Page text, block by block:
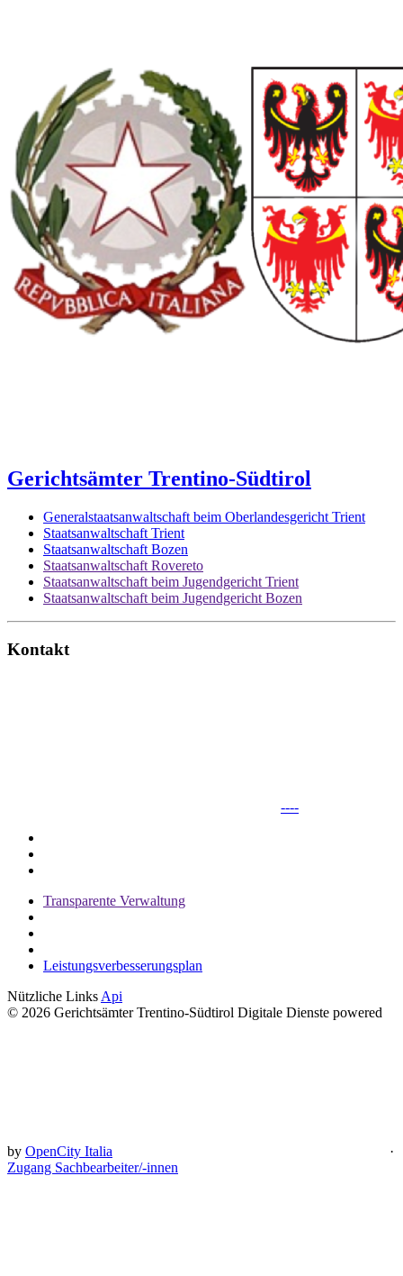
Gerichtsämter Trentino-Südtirol
Generalstaatsanwaltschaft beim Oberlandesgericht Trient
Staatsanwaltschaft Trient
Staatsanwaltschaft Bozen
Staatsanwaltschaft Rovereto
Staatsanwaltschaft beim Jugendgericht Trient
Staatsanwaltschaft beim Jugendgericht Bozen
Kontakt
----
Transparente Verwaltung
Leistungsverbesserungsplan
Nützliche Links Api
© 2026 Gerichtsämter Trentino-Südtirol Digitale Dienste powered
by OpenCity Italia
·
Zugang Sachbearbeiter/-innen